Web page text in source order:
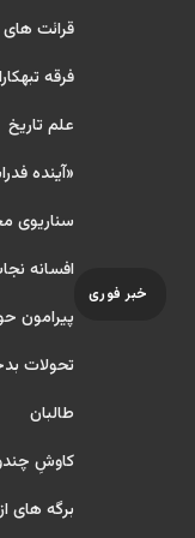
خبر فوری
قرائت های
فرقه
علم تاریخ
«آینده
سناریوی
افسانه
پیرامون
تحولات
طالبان
کاوشِ
برگه های